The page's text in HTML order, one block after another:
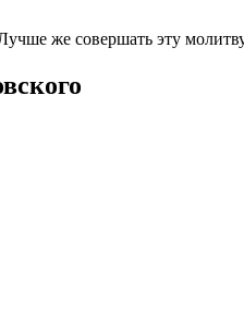
же совершать эту